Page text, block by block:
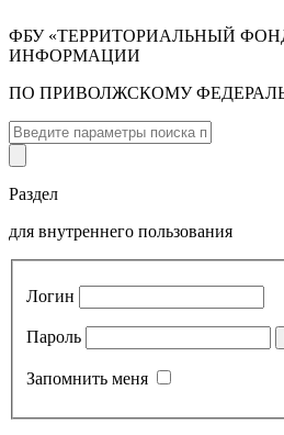
ФБУ «ТЕРРИТОРИАЛЬНЫЙ
ИНФОРМАЦИИ
ПО ПРИВОЛЖСКОМУ
Раздел
для внутреннего пользования
Логин
Пароль
Запомнить меня